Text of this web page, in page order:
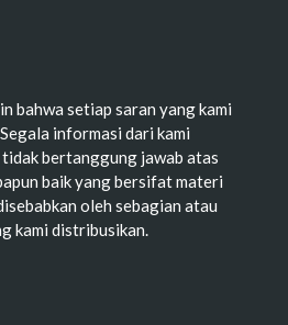
bahwa setiap saran yang kami
informasi dari kami
tidak bertanggung jawab atas
baik yang bersifat materi
oleh sebagian atau
kami distribusikan.